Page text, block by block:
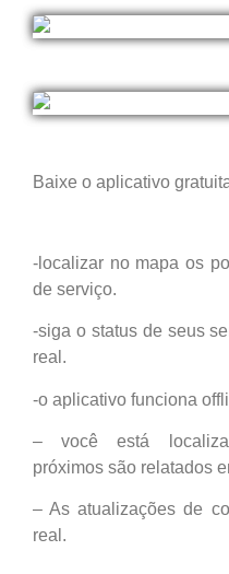
Baixe o aplicativo
-localizar no mapa os
de serviço.
-siga o status de seus
real.
-o aplicativo funciona
– você está
próximos são relatados
– As atualizações de
real.